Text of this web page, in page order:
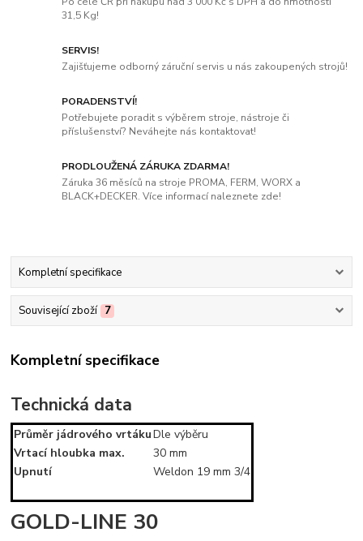
31,5 Kg!
SERVIS!
Zajišťujeme odborný záruční servis u nás zakoupených strojů!
PORADENSTVÍ!
Potřebujete poradit s výběrem stroje, nástroje či
příslušenství? Neváhejte nás kontaktovat!
PRODLOUŽENÁ ZÁRUKA ZDARMA!
Záruka 36 měsíců na stroje PROMA, FERM, WORX a
BLACK+DECKER. Více informací naleznete zde!
Kompletní specifikace
Související zboží 7
Kompletní specifikace
Technická data
Průměr jádrového vrtákuDle výběru
Vrtací hloubka max.
30 mm
Upnutí
Weldon 19 mm 3/4
GOLD-LINE 30